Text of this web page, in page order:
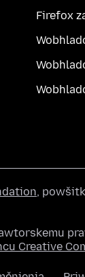
Firefox
,
Creative